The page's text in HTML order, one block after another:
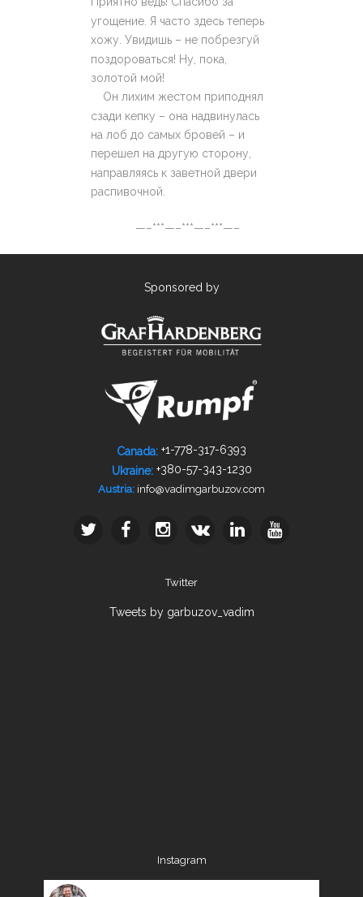
угощение. Я часто здесь теперь
хожу. Увидишь – не побрезгуй
поздороваться! Ну, пока,
золотой мой!
Он лихим жестом приподнял
сзади кепку – она надвинулась
на лоб до самых бровей – и
перешел на другую сторону,
направляясь к заветной двери
распивочной.
—–***—–***—–***—–
Sponsored by
Canada: +1-778­-317-­6393
Ukraine:+380-­57-­343-­1230
Austria: info@vadimgarbuzov.com
Twitter
Tweets by garbuzov_vadim
Instagram